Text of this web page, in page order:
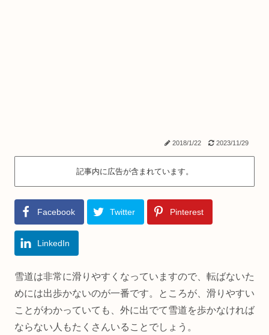
2018/1/22 2023/11/29
記事内に広告が含まれています。
Facebook Twitter Pinterest
LinkedIn
雪道は非常に滑りやすくなっていますので、転ばないた
めには出歩かないのが一番です。ところが、滑りやすい
ことがわかっていても、外に出でて雪道を歩かなければ
ならない人もたくさんいることでしょう。